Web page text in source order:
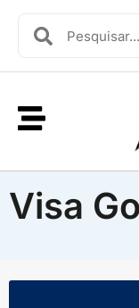
Visa